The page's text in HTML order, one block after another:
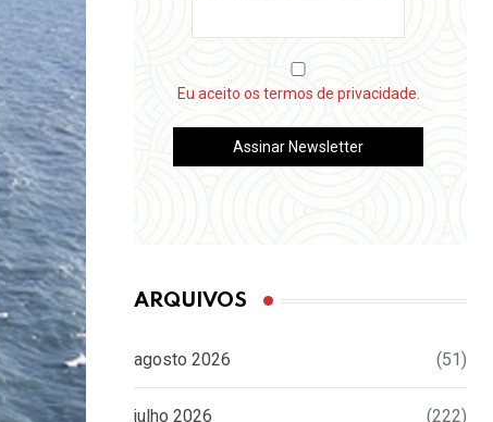
Eu aceito os termos de privacidade.
ARQUIVOS
agosto 2026 (51)
julho 2026 (222)